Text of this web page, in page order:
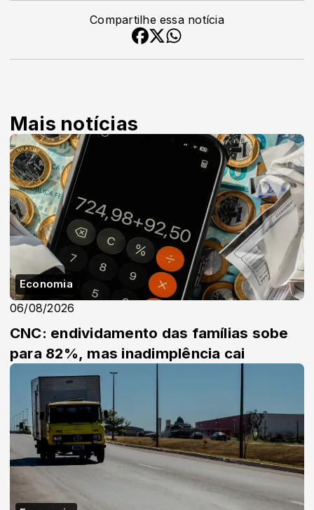
Compartilhe essa notícia
Mais notícias
Economia
06/08/2026
CNC: endividamento das famílias sobe
para 82%, mas inadimplência cai